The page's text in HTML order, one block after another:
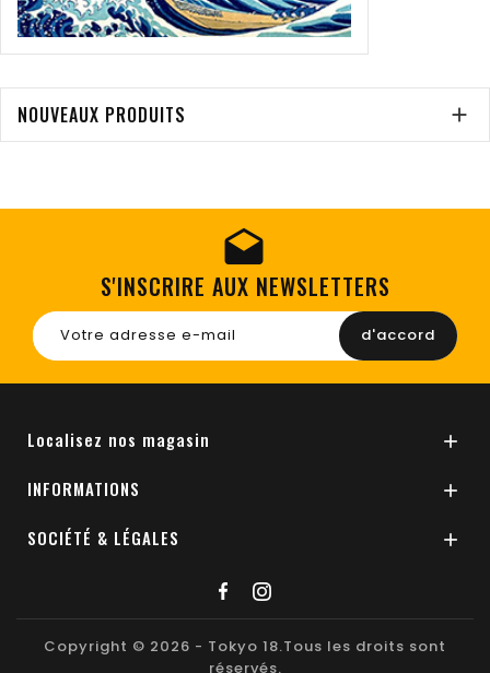
NOUVEAUX PRODUITS 
S'INSCRIRE AUX NEWSLETTERS
Localisez nos magasin 
INFORMATIONS 
SOCIÉTÉ & LÉGALES 
Copyright © 2026 - Tokyo 18.Tous les droits sont
réservés.